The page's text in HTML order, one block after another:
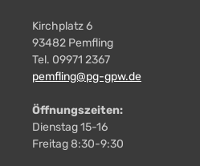
Kirchplatz 6
93482 Pemfling
Tel. 09971 2367
pemfling@pg-gpw.de
Öffnungszeiten:
Dienstag 15-16
Freitag 8:30-9:30